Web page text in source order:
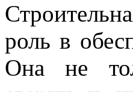
роль в
Она не